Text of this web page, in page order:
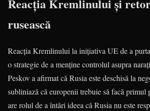
Reacția Kremlinului și
rusească
Reacția Kremlinului la inițiativa UE de a
o strategie de a menține controlul asupra
Peskov a afirmat că Rusia este deschisă la
subliniază că europenii trebuie să facă primul
are rolul de a întări ideea că Rusia nu este